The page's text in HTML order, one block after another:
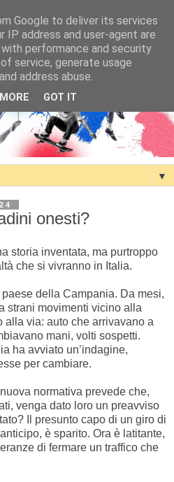
▼
onesti?
storia inventata, ma purtroppo
che si vivranno in Italia.
della Campania. Da mesi,
strani movimenti vicino alla
alla via: auto che arrivavano a
mani, volti sospetti.
ha avviato un’indagine,
per cambiare.
normativa prevede che,
venga dato loro un preavviso
Il presunto capo di un giro di
è sparito. Ora è latitante,
di fermare un traffico che
Google to deliver its services
IP address and user-agent are
performance and security
service, generate usage
address abuse.
GOT IT